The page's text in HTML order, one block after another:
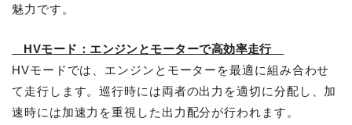
魅力です。
HVモード：エンジンとモーターで高効率走行
HVモードでは、エンジンとモーターを最適に組み合わせ
て走行します。巡行時には両者の出力を適切に分配し、加
速時には加速力を重視した出力配分が行われます。